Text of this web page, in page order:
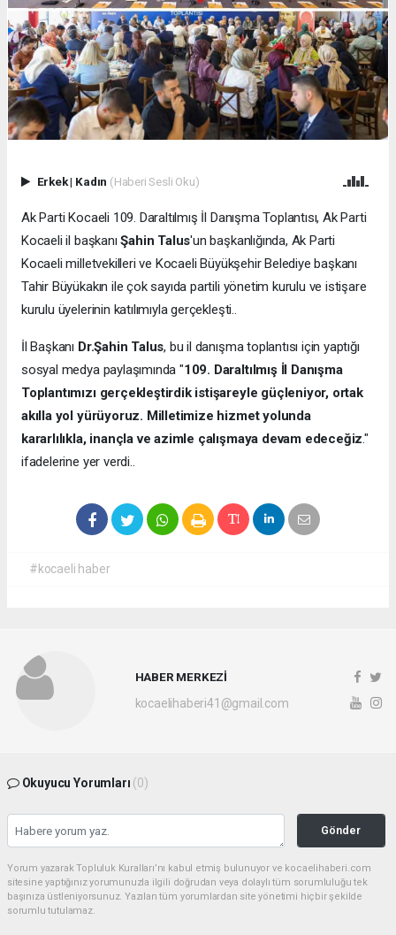
Erkek| Kadın (Haberi Sesli Oku)
Ak Parti Kocaeli 109. Daraltılmış İl Danışma Toplantısı, Ak Parti
Kocaeli il başkanıŞahin Talus'un başkanlığında, Ak Parti
Kocaeli milletvekilleri ve Kocaeli Büyükşehir Belediye başkanı
Tahir Büyükakın ile çok sayıda partili yönetim kurulu ve istişare
kurulu üyelerinin katılımıyla gerçekleşti..
İl Başkanı Dr.Şahin Talus, bu il danışma toplantısı için yaptığı
sosyal medya paylaşımında "109. Daraltılmış İl Danışma
Toplantımızı gerçekleştirdik istişareyle güçleniyor, ortak
akılla yol yürüyoruz. Milletimize hizmet yolunda
kararlılıkla, inançla ve azimle çalışmaya devam edeceğiz."
ifadelerine yer verdi..
#kocaeli haber
HABER MERKEZİ
kocaelihaberi41@gmail.com
Okuyucu Yorumları (0)
Gönder
Yorum yazarak Topluluk Kuralları’nı kabul etmiş bulunuyor ve kocaelihaberi.com
sitesine yaptığınız yorumunuzla ilgili doğrudan veya dolaylı tüm sorumluluğu tek
başınıza üstleniyorsunuz. Yazılan tüm yorumlardan site yönetimi hiçbir şekilde
sorumlu tutulamaz.